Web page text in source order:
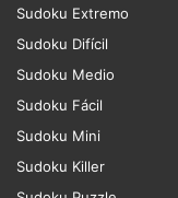
Sudoku Extremo
Sudoku Difícil
Sudoku Medio
Sudoku Fácil
Sudoku Mini
Sudoku Killer